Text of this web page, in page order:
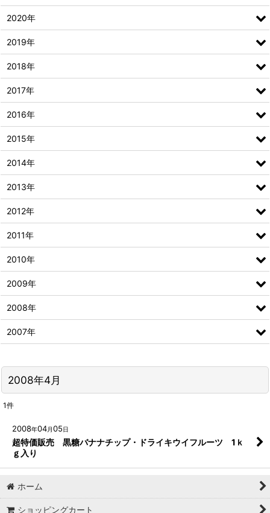
2008年4月
1件
2008年04月05日
超特価販売 黒糖バナナチップ・ドライキウイフルーツ 1ｋ
ｇ入り
2020年
2019年
2018年
2017年
2016年
2015年
2014年
2013年
2012年
2011年
2010年
2009年
2008年
2007年
ホーム
ショッピングカート